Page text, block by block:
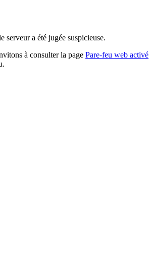
serveur a été jugée suspicieuse.
à consulter la page Pare-feu web activé